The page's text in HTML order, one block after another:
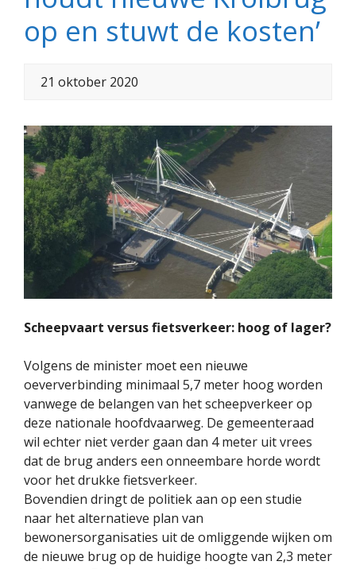
op en stuwt de kosten’
21 oktober 2020
Scheepvaart versus fietsverkeer: hoog of lager?
Volgens de minister moet een nieuwe
oeververbinding minimaal 5,7 meter hoog worden
vanwege de belangen van het scheepverkeer op
deze nationale hoofdvaarweg. De gemeenteraad
wil echter niet verder gaan dan 4 meter uit vrees
dat de brug anders een onneembare horde wordt
voor het drukke fietsverkeer.
Bovendien dringt de politiek aan op een studie
naar het alternatieve plan van
bewonersorganisaties uit de omliggende wijken om
de nieuwe brug op de huidige hoogte van 2,3 meter